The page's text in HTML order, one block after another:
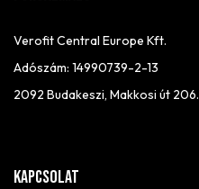
Verofit Central Europe Kft.
Adószám: 14990739-2-13
2092 Budakeszi, Makkosi út 206.
Kapcsolat